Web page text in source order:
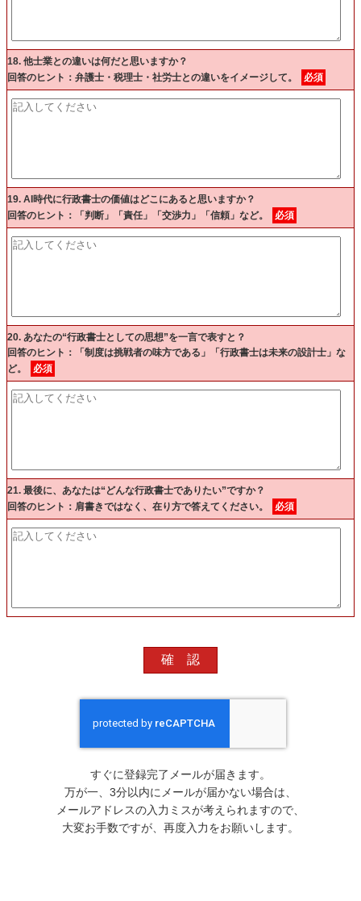
18. 他士業との違いは何だと思いますか？
回答のヒント：弁護士・税理士・社労士との違いをイメージして。
必須
19. AI時代に行政書士の価値はどこにあると思いますか？
回答のヒント：「判断」「責任」「交渉力」「信頼」など。
必須
20. あなたの“行政書士としての思想”を一言で表すと？
回答のヒント：「制度は挑戦者の味方である」「行政書士は未来の設計士」な
ど。
必須
21. 最後に、あなたは“どんな行政書士でありたい”ですか？
回答のヒント：肩書きではなく、在り方で答えてください。
必須
すぐに登録完了メールが届きます。
万が一、3分以内にメールが届かない場合は、
メールアドレスの入力ミスが考えられますので、
大変お手数ですが、再度入力をお願いします。